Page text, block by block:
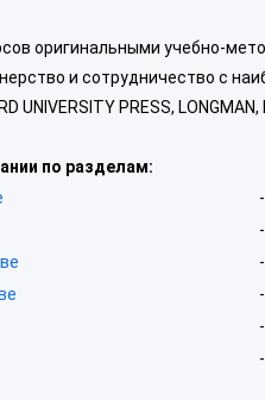
оригинальными учебно-
и сотрудничество с
UNIVERSITY PRESS, LONGMAN,
по разделам:
-
-
-
-
-
-